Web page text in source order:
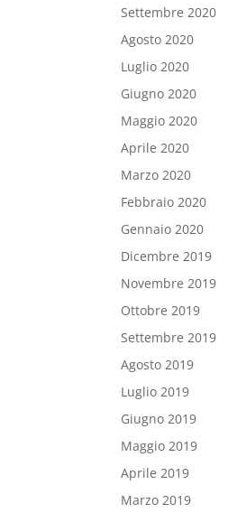
Settembre 2020
Agosto 2020
Luglio 2020
Giugno 2020
Maggio 2020
Aprile 2020
Marzo 2020
Febbraio 2020
Gennaio 2020
Dicembre 2019
Novembre 2019
Ottobre 2019
Settembre 2019
Agosto 2019
Luglio 2019
Giugno 2019
Maggio 2019
Aprile 2019
Marzo 2019